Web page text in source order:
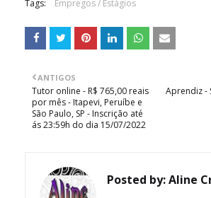
Tags: Empregos / Estágios
Aprendiz -
ANTIGOS
Tutor online - R$ 765,00 reais
por mês - Itapevi, Peruíbe e
São Paulo, SP - Inscrição até
ás 23:59h do dia 15/07/2022
Posted by:Aline